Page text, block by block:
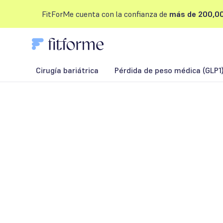
FitForMe cuenta con la confianza de más de
Cirugía bariátrica Pérdida de peso médica